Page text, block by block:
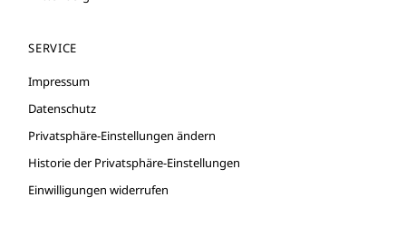
SERVICE
Impressum
Datenschutz
Privatsphäre-Einstellungen ändern
Historie der Privatsphäre-Einstellungen
Einwilligungen widerrufen